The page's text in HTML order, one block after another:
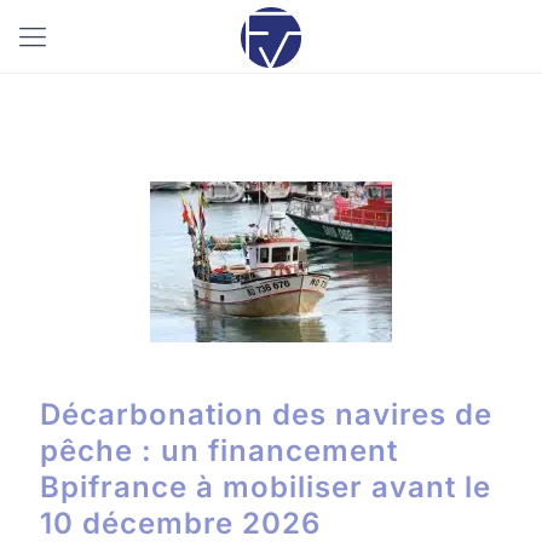
Décarbonation des navires de
pêche : un financement
Bpifrance à mobiliser avant le
10 décembre 2026